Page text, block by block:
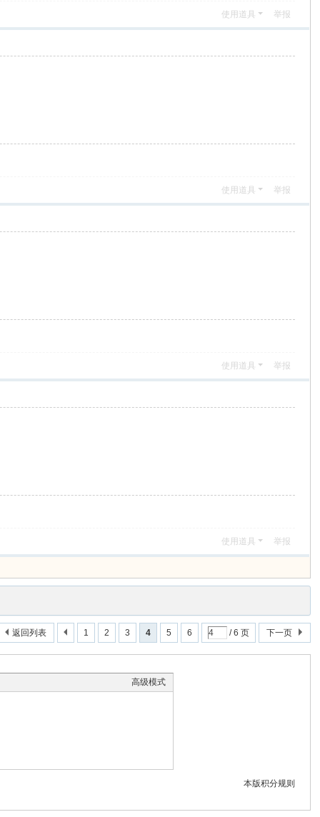
使用道具 举报
使用道具 举报
使用道具 举报
使用道具 举报
1 2 3 4 5 6 / 6 页 下一页
返回列表
高级模式
本版积分规则